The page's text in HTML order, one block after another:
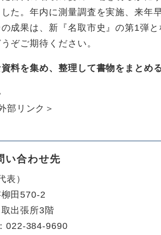
た。年内に測量調査を実施、来年
成果は、新『名取市史』の第1弾と
ぞご期待ください。
を集め、整理して書物をまとめる
部リンク＞
い合わせ先
表
田570-2
出張所3階
022-384-9690